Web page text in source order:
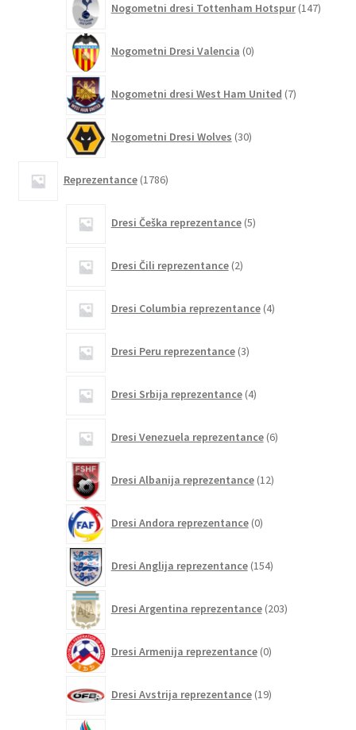
Nogometni dresi Tottenham Hotspur 147
Nogometni Dresi Valencia 0izdelkov
Nogometni dresi West Ham United 7izdelkov
Nogometni Dresi Wolves 30izdelkov
Reprezentance 1786izdelkov
Dresi Češka reprezentance 5izdelkov
Dresi Čili reprezentance 2izdelka
Dresi Columbia reprezentance 4izdelki
Dresi Peru reprezentance 3izdelki
Dresi Srbija reprezentance 4izdelki
Dresi Venezuela reprezentance 6izdelkov
Dresi Albanija reprezentance 12izdelkov
Dresi Andora reprezentance 0izdelkov
Dresi Anglija reprezentance 154izdelkov
Dresi Argentina reprezentance 203izdelki
Dresi Armenija reprezentance 0izdelkov
Dresi Avstrija reprezentance 19izdelkov